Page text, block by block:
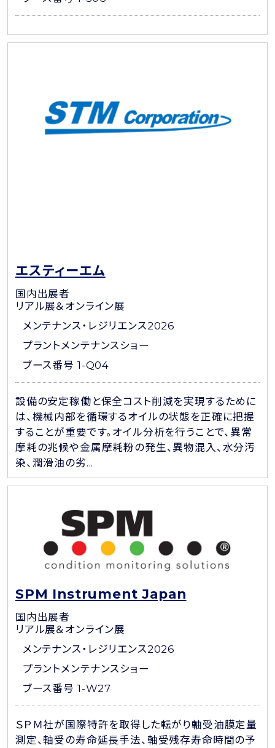
エスティーエム
国内出展者
リアル展＆オンライン展
メンテナンス・レジリエンス2026
プラントメンテナンスショー
ブース番号 1-Q04
設備の安定稼働と保全コスト削減を実現するために
は、機械内部を循環するオイルの状態を正確に把握
することが重要です。オイル分析を行うことで、異常
摩耗の兆候や金属摩耗粉の発生、異物混入、水分汚
染、潤滑油の劣...
SPM Instrument Japan
国内出展者
リアル展＆オンライン展
メンテナンス・レジリエンス2026
プラントメンテナンスショー
ブース番号 1-W27
ＳＰＭ社が国際特許を取得した転がり軸受油膜定量
測定、軸受の寿命延長手法、軸受残存寿命時間の予